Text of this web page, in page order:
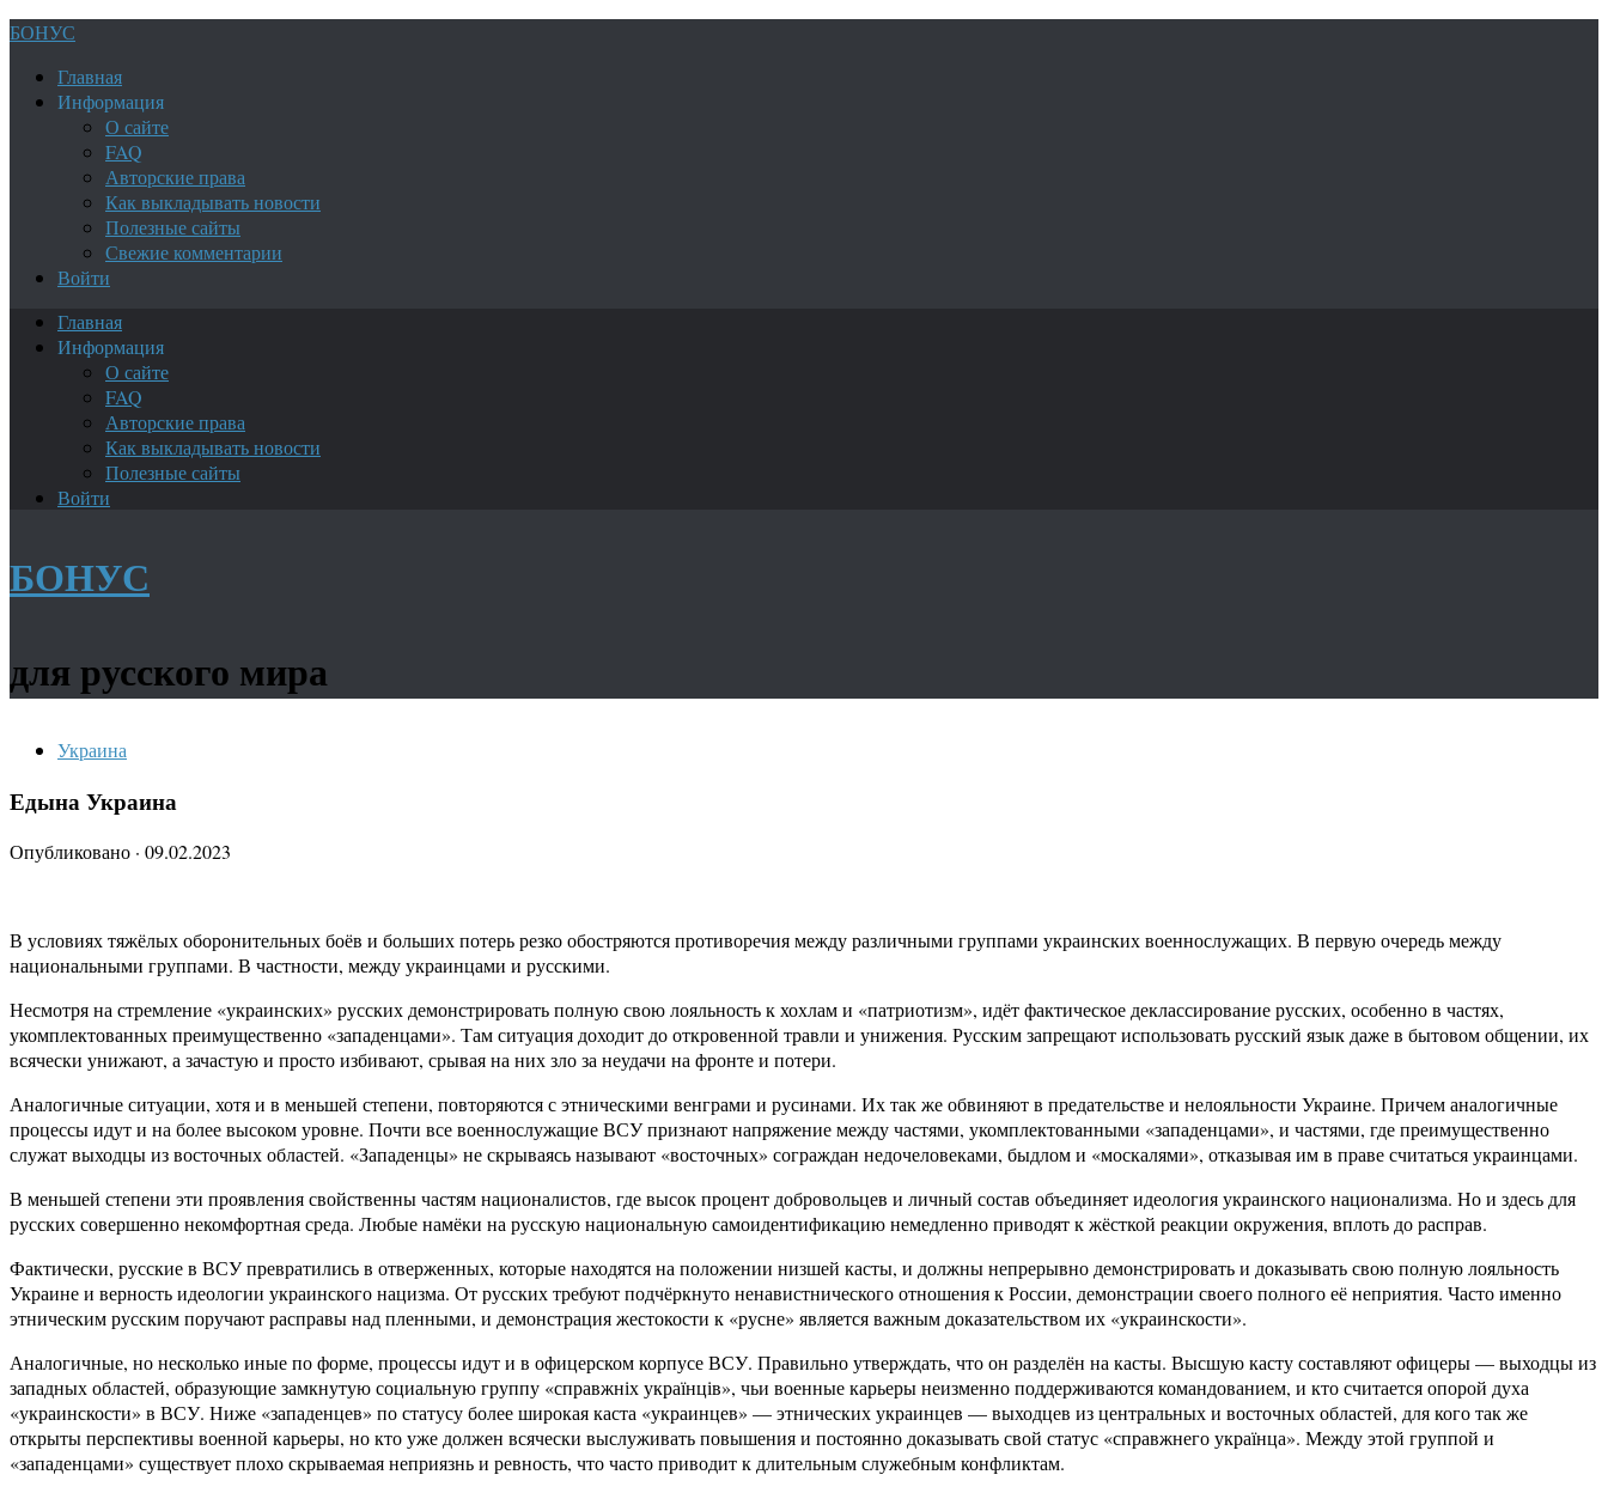
БОНУС
Главная
Информация
О сайте
FAQ
Авторские права
Как выкладывать новости
Полезные сайты
Свежие комментарии
Войти
Главная
Информация
О сайте
FAQ
Авторские права
Как выкладывать новости
Полезные сайты
Войти
БОНУС
для русского мира
Украина
Едына Украина
Опубликовано · 09.02.2023
В условиях тяжёлых оборонительных боёв и больших потерь резко обостряются противоречия между различными группами украинских военнослужащих. В первую очередь между
национальными группами. В частности, между украинцами и русскими.
Несмотря на стремление «украинских» русских демонстрировать полную свою лояльность к хохлам и «патриотизм», идёт фактическое деклассирование русских, особенно в частях,
укомплектованных преимущественно «западенцами». Там ситуация доходит до откровенной травли и унижения. Русским запрещают использовать русский язык даже в бытовом общении, их
всячески унижают, а зачастую и просто избивают, срывая на них зло за неудачи на фронте и потери.
Аналогичные ситуации, хотя и в меньшей степени, повторяются с этническими венграми и русинами. Их так же обвиняют в предательстве и нелояльности Украине. Причем аналогичные
процессы идут и на более высоком уровне. Почти все военнослужащие ВСУ признают напряжение между частями, укомплектованными «западенцами», и частями, где преимущественно
служат выходцы из восточных областей. «Западенцы» не скрываясь называют «восточных» сограждан недочеловеками, быдлом и «москалями», отказывая им в праве считаться украинцами.
В меньшей степени эти проявления свойственны частям националистов, где высок процент добровольцев и личный состав объединяет идеология украинского национализма. Но и здесь для
русских совершенно некомфортная среда. Любые намёки на русскую национальную самоидентификацию немедленно приводят к жёсткой реакции окружения, вплоть до расправ.
Фактически, русские в ВСУ превратились в отверженных, которые находятся на положении низшей касты, и должны непрерывно демонстрировать и доказывать свою полную лояльность
Украине и верность идеологии украинского нацизма. От русских требуют подчёркнуто ненавистнического отношения к России, демонстрации своего полного её неприятия. Часто именно
этническим русским поручают расправы над пленными, и демонстрация жестокости к «русне» является важным доказательством их «украинскости».
Аналогичные, но несколько иные по форме, процессы идут и в офицерском корпусе ВСУ. Правильно утверждать, что он разделён на касты. Высшую касту составляют офицеры — выходцы из
западных областей, образующие замкнутую социальную группу «справжніх українців», чьи военные карьеры неизменно поддерживаются командованием, и кто считается опорой духа
«украинскости» в ВСУ. Ниже «западенцев» по статусу более широкая каста «украинцев» — этнических украинцев — выходцев из центральных и восточных областей, для кого так же
открыты перспективы военной карьеры, но кто уже должен всячески выслуживать повышения и постоянно доказывать свой статус «справжнего українца». Между этой группой и
«западенцами» существует плохо скрываемая неприязнь и ревность, что часто приводит к длительным служебным конфликтам.